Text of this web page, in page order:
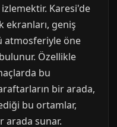
Karesi'de
ekranları, geniş
atmosferiyle öne
Özellikle
bu
bir arada,
bu ortamlar,
arada sunar.